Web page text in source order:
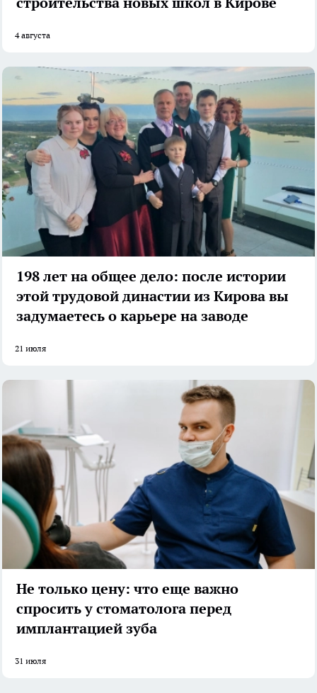
4 августа
198 лет на общее дело: после истории
этой трудовой династии из Кирова вы
задумаетесь о карьере на заводе
21 июля
Не только цену: что еще важно
спросить у стоматолога перед
имплантацией зуба
31 июля